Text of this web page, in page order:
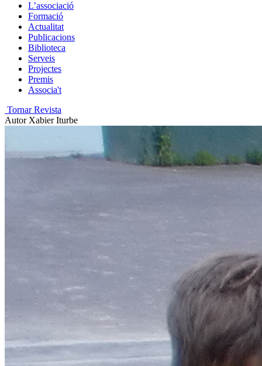
L’associació
Formació
Actualitat
Publicacions
Biblioteca
Serveis
Projectes
Premis
Associa't
Tornar Revista
Autor Xabier Iturbe